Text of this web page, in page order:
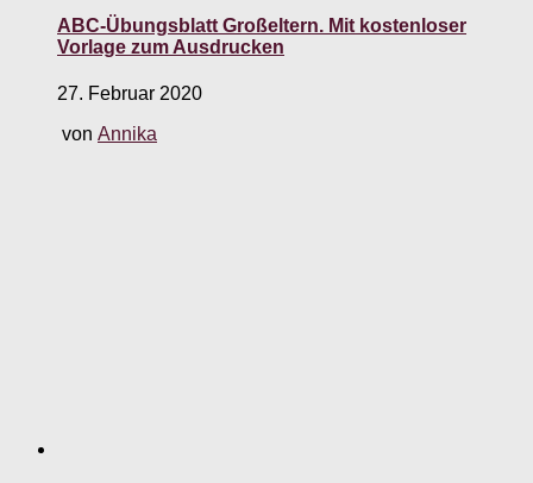
ABC-Übungsblatt Großeltern. Mit kostenloser
Vorlage zum Ausdrucken
27. Februar 2020
von Annika